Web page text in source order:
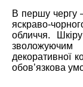
В першу чергу
яскраво-
обличчя.
декоративної
обов’язкова